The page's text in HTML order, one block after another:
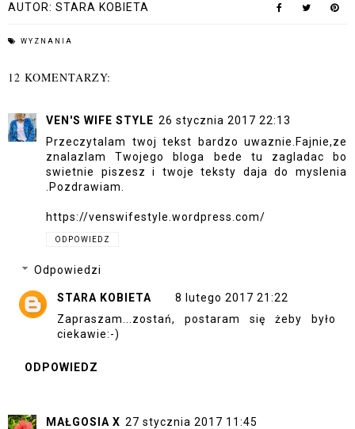
AUTOR: STARA KOBIETA
WYZNANIA
12 KOMENTARZY:
VEN'S WIFE STYLE 26 stycznia 2017 22:13
Przeczytalam twoj tekst bardzo uwaznie.Fajnie,ze
znalazlam Twojego bloga bede tu zagladac bo
swietnie piszesz i twoje teksty daja do myslenia
.Pozdrawiam.
https://venswifestyle.wordpress.com/
ODPOWIEDZ
Odpowiedzi
STARA KOBIETA
8 lutego 2017 21:22
Zapraszam...zostań, postaram się żeby było
ciekawie:-)
ODPOWIEDZ
MAŁGOSIA X 27 stycznia 2017 11:45